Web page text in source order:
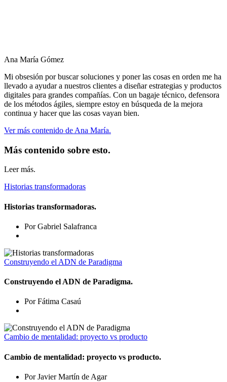
Ana María Gómez
Mi obsesión por buscar soluciones y poner las cosas en orden me ha
llevado a ayudar a nuestros clientes a diseñar estrategias y productos
digitales para grandes compañías. Con un bagaje técnico, defensora
de los métodos ágiles, siempre estoy en búsqueda de la mejora
continua y hacer que las cosas vayan bien.
Ver más contenido de Ana María.
Más contenido sobre esto.
Leer más.
Historias transformadoras
Historias transformadoras.
Por Gabriel Salafranca
Construyendo el ADN de Paradigma
Construyendo el ADN de Paradigma.
Por Fátima Casaú
Cambio de mentalidad: proyecto vs producto
Cambio de mentalidad: proyecto vs producto.
Por Javier Martín de Agar